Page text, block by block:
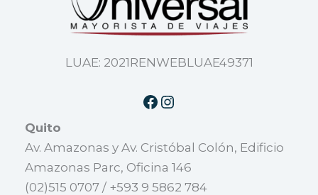
LUAE: 2021RENWEBLUAE49371
Quito
Av. Amazonas y Av. Cristóbal Colón, Edificio
Amazonas Parc, Oficina 146
(02)515 0707 / +593 9 5862 784